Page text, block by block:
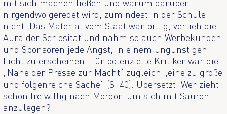
mit sich machen ließen und warum darüber
nirgendwo geredet wird, zumindest in der Schule
nicht. Das Material vom Staat war billig, verlieh die
Aura der Seriosität und nahm so auch Werbekunden
und Sponsoren jede Angst, in einem ungünstigen
Licht zu erscheinen. Für potenzielle Kritiker war die
„Nähe der Presse zur Macht“ zugleich „eine zu große
und folgenreiche Sache“ (S. 40). Übersetzt: Wer zieht
schon freiwillig nach Mordor, um sich mit Sauron
anzulegen?